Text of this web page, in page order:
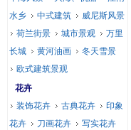
水乡
中式建筑
威尼斯风景
荷兰街景
城市景观
万里
长城
黄河油画
冬天雪景
欧式建筑景观
花卉
装饰花卉
古典花卉
印象
花卉
刀画花卉
写实花卉